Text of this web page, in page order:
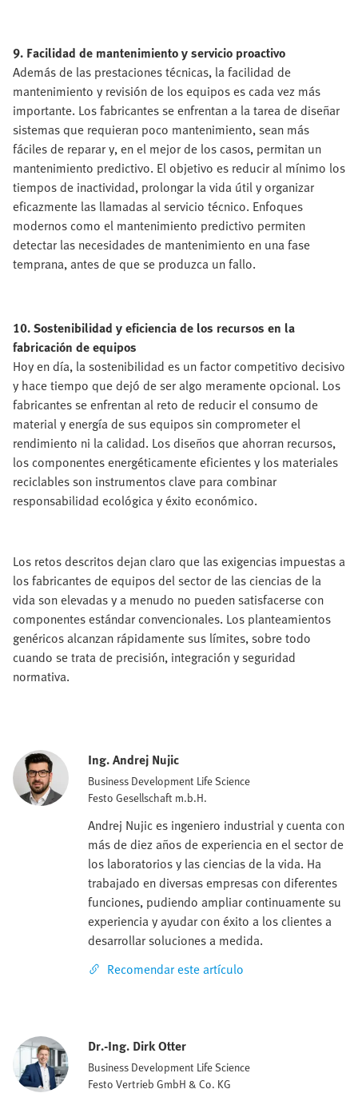
9. Facilidad de mantenimiento y servicio proactivo
Además de las prestaciones técnicas, la facilidad de
mantenimiento y revisión de los equipos es cada vez más
importante. Los fabricantes se enfrentan a la tarea de diseñar
sistemas que requieran poco mantenimiento, sean más
fáciles de reparar y, en el mejor de los casos, permitan un
mantenimiento predictivo. El objetivo es reducir al mínimo los
tiempos de inactividad, prolongar la vida útil y organizar
eficazmente las llamadas al servicio técnico. Enfoques
modernos como el mantenimiento predictivo permiten
detectar las necesidades de mantenimiento en una fase
temprana, antes de que se produzca un fallo.
10. Sostenibilidad y eficiencia de los recursos en la
fabricación de equipos
Hoy en día, la sostenibilidad es un factor competitivo decisivo
y hace tiempo que dejó de ser algo meramente opcional. Los
fabricantes se enfrentan al reto de reducir el consumo de
material y energía de sus equipos sin comprometer el
rendimiento ni la calidad. Los diseños que ahorran recursos,
los componentes energéticamente eficientes y los materiales
reciclables son instrumentos clave para combinar
responsabilidad ecológica y éxito económico.
Los retos descritos dejan claro que las exigencias impuestas a
los fabricantes de equipos del sector de las ciencias de la
vida son elevadas y a menudo no pueden satisfacerse con
componentes estándar convencionales. Los planteamientos
genéricos alcanzan rápidamente sus límites, sobre todo
cuando se trata de precisión, integración y seguridad
normativa.
Ing. Andrej Nujic
Business Development Life Science
Festo Gesellschaft m.b.H.
Andrej Nujic es ingeniero industrial y cuenta con
más de diez años de experiencia en el sector de
los laboratorios y las ciencias de la vida. Ha
trabajado en diversas empresas con diferentes
funciones, pudiendo ampliar continuamente su
experiencia y ayudar con éxito a los clientes a
desarrollar soluciones a medida.
Recomendar este artículo
Dr.-Ing. Dirk Otter
Business Development Life Science
Festo Vertrieb GmbH & Co. KG